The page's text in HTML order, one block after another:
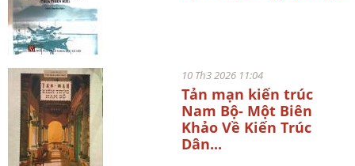
10 Th3 2026 11:04
Tản mạn kiến trúc
Nam Bộ- Một Biên
Khảo Về Kiến Trúc
Dân...